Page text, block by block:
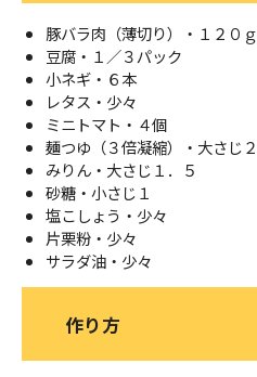
豚バラ肉（薄切り）・１２０ｇ
豆腐・１／３パック
小ネギ・６本
レタス・少々
ミニトマト・４個
麺つゆ（３倍凝縮）・大さじ２
みりん・大さじ１．５
砂糖・小さじ１
塩こしょう・少々
片栗粉・少々
サラダ油・少々
作り方